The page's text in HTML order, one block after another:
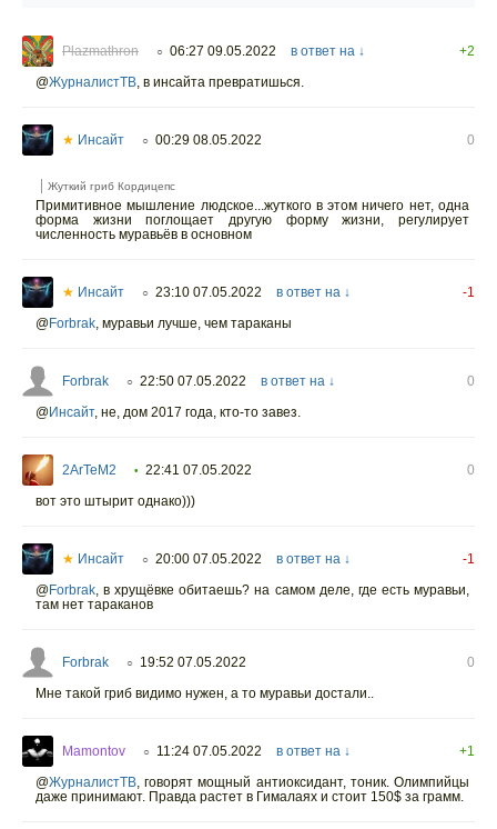
Plazmathron ○ 06:27 09.05.2022 в ответ на ↓
+2
@ЖурналистТВ, в инсайта превратишься.
★ Инсайт ○ 00:29 08.05.2022 0
Жуткий гриб Кордицепс
Примитивное мышление людское...жуткого в этом ничего нет, одна
форма жизни поглощает другую форму жизни, регулирует
численность муравьёв в основном
★ Инсайт ○ 23:10 07.05.2022 в ответ на ↓
-1
@Forbrak, муравьи лучше, чем тараканы
Forbrak ○ 22:50 07.05.2022 в ответ на ↓
0
@Инсайт, не, дом 2017 года, кто-то завез.
2ArTeM2 • 22:41 07.05.2022
0
вот это штырит однако)))
★ Инсайт ○ 20:00 07.05.2022 в ответ на ↓
-1
@Forbrak, в хрущёвке обитаешь? на самом деле, где есть муравьи,
там нет тараканов
Forbrak ○ 19:52 07.05.2022
0
Мне такой гриб видимо нужен, а то муравьи достали..
Mamontov ○ 11:24 07.05.2022 в ответ на ↓
+1
@ЖурналистТВ, говорят мощный антиоксидант, тоник. Олимпийцы
даже принимают. Правда растет в Гималаях и стоит 150$ за грамм.